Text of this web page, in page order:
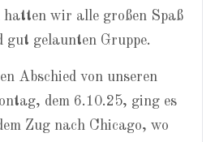
wir alle großen Spaß
gut gelaunten Gruppe.
Abschied von unseren
dem 6.10.25, ging es
Zug nach Chicago, wo